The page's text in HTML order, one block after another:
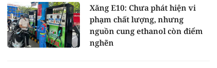
Xăng E10: Chưa phát hiện vi
phạm chất lượng, nhưng
nguồn cung ethanol còn điểm
nghẽn